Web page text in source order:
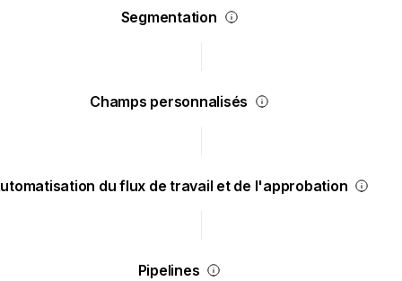
Segmentation
Champs personnalisés
du flux de travail et de l'approbation
Pipelines